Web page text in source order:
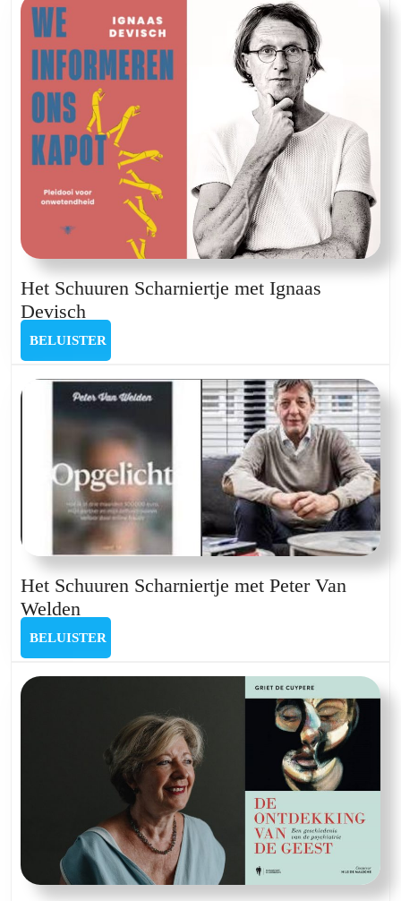
Inge
Schelstraete
Het Schuuren Scharniertje met Ignaas
Devisch
Schuuren
Scharniertje
met
Ignaas
Devisch
BELUISTER
Het Schuuren Scharniertje met Peter Van
Welden
Schuuren
Scharniertje
met
Welden
BELUISTER